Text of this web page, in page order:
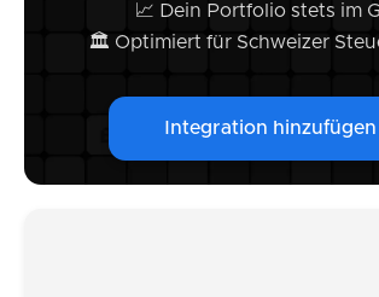
📈 Dein Portfolio stets im
🏛️ Optimiert für Schweizer
Integration hinzufügen